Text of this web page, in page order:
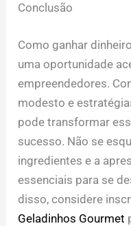
Conclusão
Como ganhar
uma oportunidade
empreendedores.
modesto e
pode transformar
sucesso. Não se
ingredientes e a
essenciais para se
disso, considere
Geladinhos Gourmet